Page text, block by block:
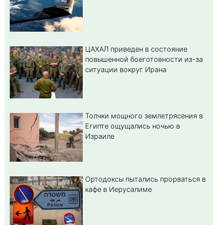
ЦАХАЛ приведен в состояние
повышенной боеготовности из-за
ситуации вокруг Ирана
Толчки мощного землетрясения в
Египте ощущались ночью в
Израиле
Ортодоксы пытались прорваться в
кафе в Иерусалиме